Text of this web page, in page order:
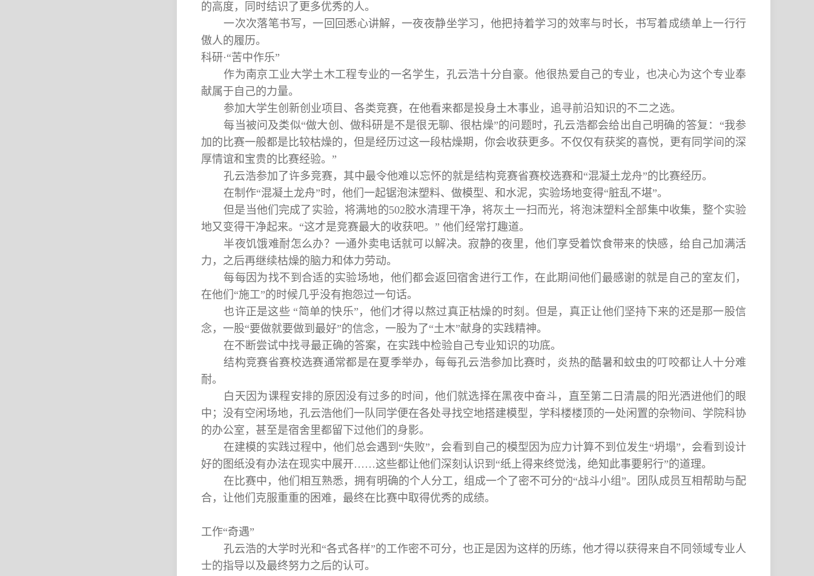
的高度，同时结识了更多优秀的人。
一次次落笔书写，一回回悉心讲解，一夜夜静坐学习，他把持着学习的效率与时长，书写着成绩单上一行行
傲人的履历。
科研·“苦中作乐”
作为南京工业大学土木工程专业的一名学生，孔云浩十分自豪。他很热爱自己的专业，也决心为这个专业奉
献属于自己的力量。
参加大学生创新创业项目、各类竞赛，在他看来都是投身土木事业，追寻前沿知识的不二之选。
每当被问及类似“做大创、做科研是不是很无聊、很枯燥”的问题时，孔云浩都会给出自己明确的答复：“我参
加的比赛一般都是比较枯燥的，但是经历过这一段枯燥期，你会收获更多。不仅仅有获奖的喜悦，更有同学间的深
厚情谊和宝贵的比赛经验。”
孔云浩参加了许多竞赛，其中最令他难以忘怀的就是结构竞赛省赛校选赛和“混凝土龙舟”的比赛经历。
在制作“混凝土龙舟”时，他们一起锯泡沫塑料、做模型、和水泥，实验场地变得“脏乱不堪”。
但是当他们完成了实验，将满地的502胶水清理干净，将灰土一扫而光，将泡沫塑料全部集中收集，整个实验
地又变得干净起来。“这才是竞赛最大的收获吧。” 他们经常打趣道。
半夜饥饿难耐怎么办？一通外卖电话就可以解决。寂静的夜里，他们享受着饮食带来的快感，给自己加满活
力，之后再继续枯燥的脑力和体力劳动。
每每因为找不到合适的实验场地，他们都会返回宿舍进行工作，在此期间他们最感谢的就是自己的室友们，
在他们“施工”的时候几乎没有抱怨过一句话。
也许正是这些 “简单的快乐”，他们才得以熬过真正枯燥的时刻。但是，真正让他们坚持下来的还是那一股信
念，一股“要做就要做到最好”的信念，一股为了“土木”献身的实践精神。
在不断尝试中找寻最正确的答案，在实践中检验自己专业知识的功底。
结构竞赛省赛校选赛通常都是在夏季举办，每每孔云浩参加比赛时，炎热的酷暑和蚊虫的叮咬都让人十分难
耐。
白天因为课程安排的原因没有过多的时间，他们就选择在黑夜中奋斗，直至第二日清晨的阳光洒进他们的眼
中；没有空闲场地，孔云浩他们一队同学便在各处寻找空地搭建模型，学科楼楼顶的一处闲置的杂物间、学院科协
的办公室，甚至是宿舍里都留下过他们的身影。
在建模的实践过程中，他们总会遇到“失败”，会看到自己的模型因为应力计算不到位发生“坍塌”，会看到设计
好的图纸没有办法在现实中展开……这些都让他们深刻认识到“纸上得来终觉浅，绝知此事要躬行”的道理。
在比赛中，他们相互熟悉，拥有明确的个人分工，组成一个了密不可分的“战斗小组”。团队成员互相帮助与配
合，让他们克服重重的困难，最终在比赛中取得优秀的成绩。
工作“奇遇”
孔云浩的大学时光和“各式各样”的工作密不可分，也正是因为这样的历练，他才得以获得来自不同领域专业人
士的指导以及最终努力之后的认可。